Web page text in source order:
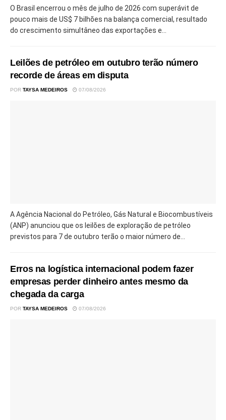
O Brasil encerrou o mês de julho de 2026 com superávit de
pouco mais de US$ 7 bilhões na balança comercial, resultado
do crescimento simultâneo das exportações e...
Leilões de petróleo em outubro terão número
recorde de áreas em disputa
POR TAYSA MEDEIROS 07/08/2026
A Agência Nacional do Petróleo, Gás Natural e Biocombustíveis
(ANP) anunciou que os leilões de exploração de petróleo
previstos para 7 de outubro terão o maior número de...
Erros na logística internacional podem fazer
empresas perder dinheiro antes mesmo da
chegada da carga
POR TAYSA MEDEIROS 07/08/2026